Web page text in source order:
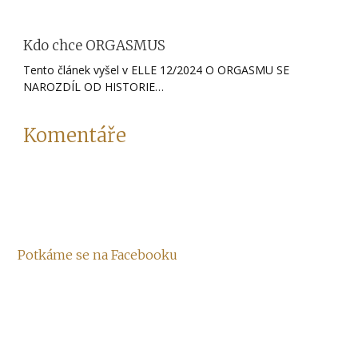
Kdo chce ORGASMUS
Tento článek vyšel v ELLE 12/2024 O ORGASMU SE
NAROZDÍL OD HISTORIE…
Komentáře
Potkáme se na Facebooku